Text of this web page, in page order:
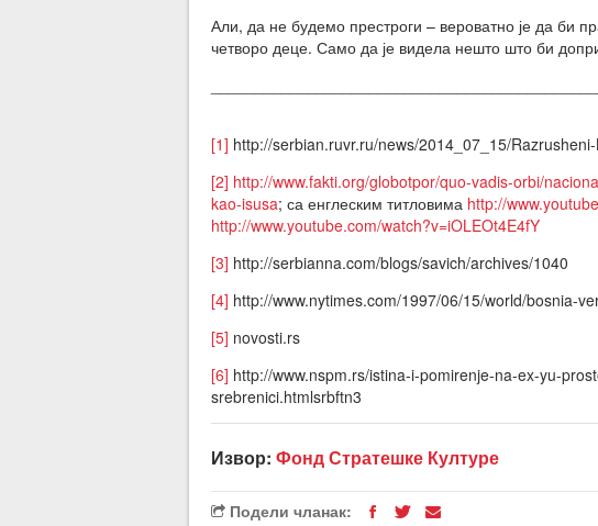
Али, да не будемо престроги – вероватно је да би
четворо деце. Само да је видела нешто што би
[1] http://serbian.ruvr.ru/news/2014_07_15/
[2] http://www.fakti.org/globotpor/quo-vadis-orbi/
kao-isusa; са енглеским титловима http://
http://www.youtube.com/watch?v=iOLEOt4E4fY
[3] http://serbianna.com/blogs/savich/archives/1040
[4] http://www.nytimes.com/1997/06/15/world/bosnia-
[5] novosti.rs
[6] http://www.nspm.rs/istina-i-pomirenje-na-ex-yu-
srebrenici.htmlsrbftn3
Извор: Фонд Стратешке Културе
Подели чланак: